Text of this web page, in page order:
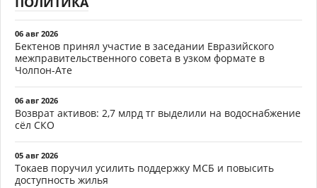
06 авг 2026
Бектенов принял участие в заседании Евразийского
межправительственного совета в узком формате в
Чолпон-Ате
06 авг 2026
Возврат активов: 2,7 млрд тг выделили на водоснабжение
сёл СКО
05 авг 2026
Токаев поручил усилить поддержку МСБ и повысить
доступность жилья